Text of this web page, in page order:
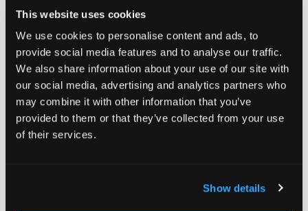
This website uses cookies
We use cookies to personalise content and ads, to
provide social media features and to analyse our traffic.
We also share information about your use of our site with
our social media, advertising and analytics partners who
may combine it with other information that you’ve
provided to them or that they’ve collected from your use
of their services.
Show details
Grips 3.0 - 140 mm -
Red/Teal
CHF 24.90
0 Bewertungen bisher
Red/Black
Neu
Zur Wunschliste hinzufügen
Chilli Morphing Handle